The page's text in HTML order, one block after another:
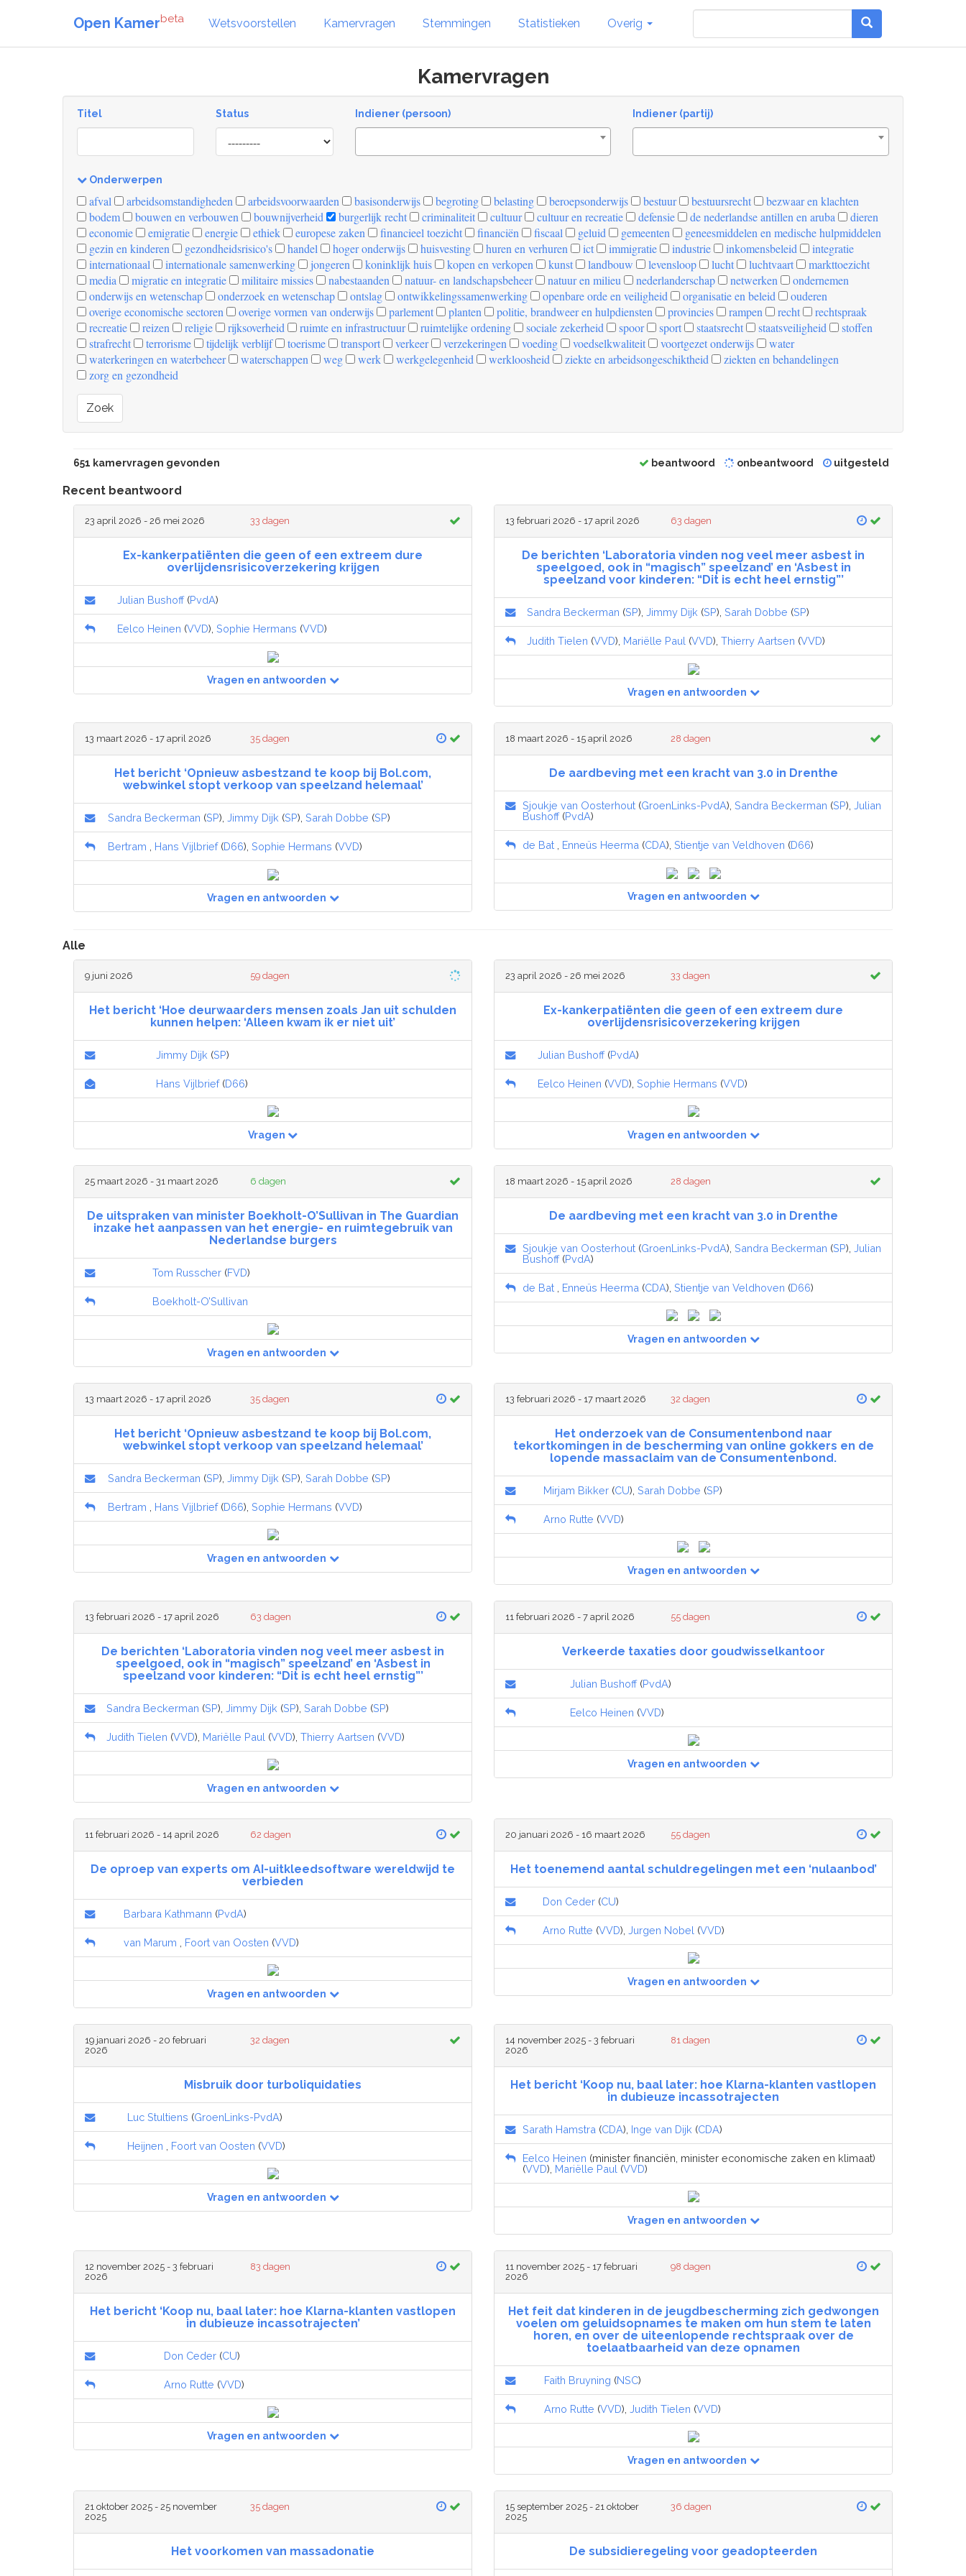
Open Kamerbeta Wetsvoorstellen Kamervragen Stemmingen Statistieken Overig
Kamervragen
Titel Status
[invalid
name]
Indiener (persoon) Indiener (partij)
Onderwerpen
[invalid
name]
afval arbeidsomstandigheden arbeidsvoorwaarden basisonderwijs begroting belasting beroepsonderwijs bestuur bestuursrecht
bezwaar en klachten
bodem
bouwen en verbouwen bouwnijverheid burgerlijk recht criminaliteit cultuur cultuur en recreatie defensie de nederlandse antillen en aruba
dieren
economie
emigratie energie ethiek europese zaken financieel toezicht financiën fiscaal geluid gemeenten
geneesmiddelen en medische hulpmiddelen
gezin en kinderen
gezondheidsrisico's handel hoger onderwijs huisvesting huren en verhuren ict immigratie industrie inkomensbeleid
integratie
internationaal
internationale samenwerking jongeren koninklijk huis kopen en verkopen kunst landbouw levensloop lucht luchtvaart
markttoezicht
media
migratie en integratie militaire missies nabestaanden natuur- en landschapsbeheer natuur en milieu nederlanderschap netwerken
ondernemen
onderwijs en wetenschap
onderzoek en wetenschap ontslag ontwikkelingssamenwerking openbare orde en veiligheid organisatie en beleid
ouderen
overige economische sectoren
overige vormen van onderwijs parlement planten politie, brandweer en hulpdiensten provincies rampen recht
rechtspraak
recreatie
reizen religie rijksoverheid ruimte en infrastructuur ruimtelijke ordening sociale zekerheid spoor sport staatsrecht staatsveiligheid
stoffen
strafrecht
terrorisme tijdelijk verblijf toerisme transport verkeer verzekeringen voeding voedselkwaliteit voortgezet onderwijs
water
waterkeringen en waterbeheer
waterschappen weg werk werkgelegenheid werkloosheid ziekte en arbeidsongeschiktheid
ziekten en behandelingen
zorg en gezondheid
Zoek
651 kamervragen gevonden beantwoord onbeantwoord uitgesteld
Recent beantwoord
23 april 2026 - 26 mei 2026 33 dagen
Ex-kankerpatiënten die geen of een extreem dure
overlijdensrisicoverzekering krijgen
Julian Bushoff(PvdA)
Eelco Heinen (VVD), Sophie Hermans (VVD)
Vragen en antwoorden
13 februari 2026 - 17 april 2026 63 dagen
De berichten ‘Laboratoria vinden nog veel meer asbest in
speelgoed, ook in “magisch” speelzand’ en ‘Asbest in
speelzand voor kinderen: “Dit is echt heel ernstig”’
Sandra Beckerman (SP), Jimmy Dijk (SP), Sarah Dobbe (SP)
Judith Tielen (VVD), Mariëlle Paul (VVD), Thierry Aartsen (VVD)
Vragen en antwoorden
13 maart 2026 - 17 april 2026 35 dagen
Het bericht ‘Opnieuw asbestzand te koop bij Bol.com,
webwinkel stopt verkoop van speelzand helemaal’
Sandra Beckerman (SP), Jimmy Dijk (SP), Sarah Dobbe (SP)
Bertram Hans Vijlbrief(D66), Sophie Hermans (VVD)
Vragen en antwoorden
18 maart 2026 - 15 april 2026 28 dagen
De aardbeving met een kracht van 3.0 in Drenthe
Sjoukje van Oosterhout (GroenLinks-PvdA), Sandra Beckerman (SP), Julian
Bushoff(PvdA)
de Bat Enneüs Heerma (CDA), Stientje van Veldhoven (D66)
Vragen en antwoorden
Alle
9 juni 2026 59 dagen
Het bericht ‘Hoe deurwaarders mensen zoals Jan uit schulden
kunnen helpen: ‘Alleen kwam ik er niet uit’
Jimmy Dijk (SP)
Hans Vijlbrief(D66)
Vragen
23 april 2026 - 26 mei 2026 33 dagen
Ex-kankerpatiënten die geen of een extreem dure
overlijdensrisicoverzekering krijgen
Julian Bushoff(PvdA)
Eelco Heinen (VVD), Sophie Hermans (VVD)
Vragen en antwoorden
25 maart 2026 - 31 maart 2026 6 dagen
De uitspraken van minister Boekholt-O’Sullivan in The Guardian
inzake het aanpassen van het energie- en ruimtegebruik van
Nederlandse burgers
Tom Russcher (FVD)
Boekholt-O’Sullivan
Vragen en antwoorden
18 maart 2026 - 15 april 2026 28 dagen
De aardbeving met een kracht van 3.0 in Drenthe
Sjoukje van Oosterhout (GroenLinks-PvdA), Sandra Beckerman (SP), Julian
Bushoff(PvdA)
de Bat Enneüs Heerma (CDA), Stientje van Veldhoven (D66)
Vragen en antwoorden
13 maart 2026 - 17 april 2026 35 dagen
Het bericht ‘Opnieuw asbestzand te koop bij Bol.com,
webwinkel stopt verkoop van speelzand helemaal’
Sandra Beckerman (SP), Jimmy Dijk (SP), Sarah Dobbe (SP)
Bertram Hans Vijlbrief(D66), Sophie Hermans (VVD)
Vragen en antwoorden
13 februari 2026 - 17 maart 2026 32 dagen
Het onderzoek van de Consumentenbond naar
tekortkomingen in de bescherming van online gokkers en de
lopende massaclaim van de Consumentenbond.
Mirjam Bikker (CU), Sarah Dobbe (SP)
Arno Rutte (VVD)
Vragen en antwoorden
13 februari 2026 - 17 april 2026 63 dagen
De berichten ‘Laboratoria vinden nog veel meer asbest in
speelgoed, ook in “magisch” speelzand’ en ‘Asbest in
speelzand voor kinderen: “Dit is echt heel ernstig”’
Sandra Beckerman (SP), Jimmy Dijk (SP), Sarah Dobbe (SP)
Judith Tielen (VVD), Mariëlle Paul (VVD), Thierry Aartsen (VVD)
Vragen en antwoorden
11 februari 2026 - 7 april 2026 55 dagen
Verkeerde taxaties door goudwisselkantoor
Julian Bushoff(PvdA)
Eelco Heinen (VVD)
Vragen en antwoorden
11 februari 2026 - 14 april 2026 62 dagen
De oproep van experts om AI-uitkleedsoftware wereldwijd te
verbieden
Barbara Kathmann (PvdA)
van Marum Foort van Oosten (VVD)
Vragen en antwoorden
20 januari 2026 - 16 maart 2026 55 dagen
Het toenemend aantal schuldregelingen met een ‘nulaanbod’
Don Ceder (CU)
Arno Rutte (VVD), Jurgen Nobel (VVD)
Vragen en antwoorden
19 januari 2026 - 20 februari
2026
32 dagen
Misbruik door turboliquidaties
Luc Stultiens (GroenLinks-PvdA)
Heijnen Foort van Oosten (VVD)
Vragen en antwoorden
14 november 2025 - 3 februari
2026
81 dagen
Het bericht ‘Koop nu, baal later: hoe Klarna-klanten vastlopen
in dubieuze incassotrajecten
Sarath Hamstra (CDA), Inge van Dijk (CDA)
Eelco Heinen (minister financiën, minister economische zaken en klimaat)
(VVD), Mariëlle Paul (VVD)
Vragen en antwoorden
12 november 2025 - 3 februari
2026
83 dagen
Het bericht ‘Koop nu, baal later: hoe Klarna-klanten vastlopen
in dubieuze incasso­trajecten’
Don Ceder (CU)
Arno Rutte (VVD)
Vragen en antwoorden
11 november 2025 - 17 februari
2026
98 dagen
Het feit dat kinderen in de jeugdbescherming zich gedwongen
voelen om geluidsopnames te maken om hun stem te laten
horen, en over de uiteenlopende rechtspraak over de
toelaatbaarheid van deze opnamen
Faith Bruyning (NSC)
Arno Rutte (VVD), Judith Tielen (VVD)
Vragen en antwoorden
21 oktober 2025 - 25 november
2025
35 dagen
Het voorkomen van massadonatie
15 september 2025 - 21 oktober
2025
36 dagen
De subsidieregeling voor geadopteerden